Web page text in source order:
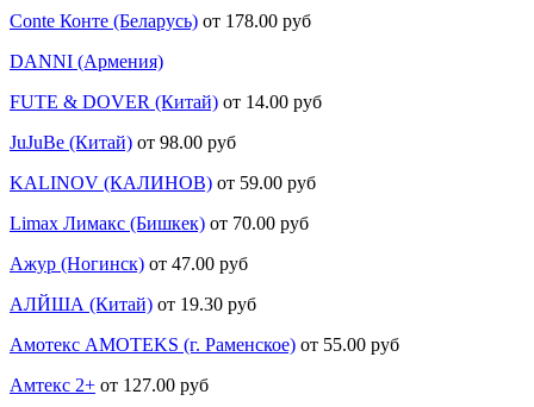
Conte Конте (Беларусь) от 178.00 руб
DANNI (Армения)
FUTE & DOVER (Китай) от 14.00 руб
JuJuBe (Китай) от 98.00 руб
KALINOV (КАЛИНОВ) от 59.00 руб
Limax Лимакс (Бишкек) от 70.00 руб
Ажур (Ногинск) от 47.00 руб
АЛЙША (Китай) от 19.30 руб
Амотекс AMOTEKS (г. Раменское) от 55.00 руб
Амтекс 2+ от 127.00 руб